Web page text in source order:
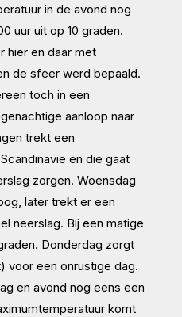
in de avond nog
uur uit op 10 graden.
hier en daar met
de sfeer werd bepaald.
toch in een
aanloop naar
trekt een
en die gaat
zorgen. Woensdag
later trekt er een
neerslag. Bij een matige
Donderdag zorgt
voor een onrustige dag.
en avond nog eens een
komt